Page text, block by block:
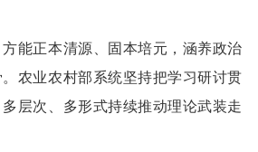
正本清源、固本培元，涵养政治
农业农村部系统坚持把学习研讨贯
层次、多形式持续推动理论武装走